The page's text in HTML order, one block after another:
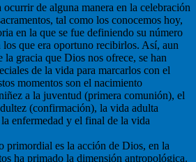
de alguna manera en la celebración
tal como los conocemos hoy,
en la que se fue definiendo su número
que era oportuno recibirlos. Así, aun
gracia que Dios nos ofrece, se han
de la vida para marcarlos con el
momentos son el nacimiento
a la juventud (primera comunión), el
(confirmación), la vida adulta
enfermedad y el final de la vida
primordial es la acción de Dios, en la
ha primado la dimensión antropológica.